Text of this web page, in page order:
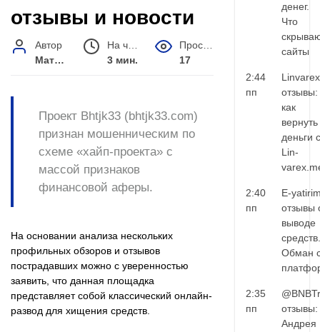
отзывы и новости
Автор
Матвей Иванов
3 мин.
17
Проект Bhtjk33 (bhtjk33.com)
признан мошенническим по
схеме «хайп-проекта» с
массой признаков
финансовой аферы.
На основании анализа нескольких
профильных обзоров и отзывов
пострадавших можно с уверенностью
заявить, что данная площадка
представляет собой классический онлайн-
развод для хищения средств.
денег.
Что
сайты
2:44
пп
Linvarex
отзывы:
как
вернуть
деньги с
Lin-
2:40
пп
E-
отзывы
выводе
средств.
Обман
2:35
пп
Андрея